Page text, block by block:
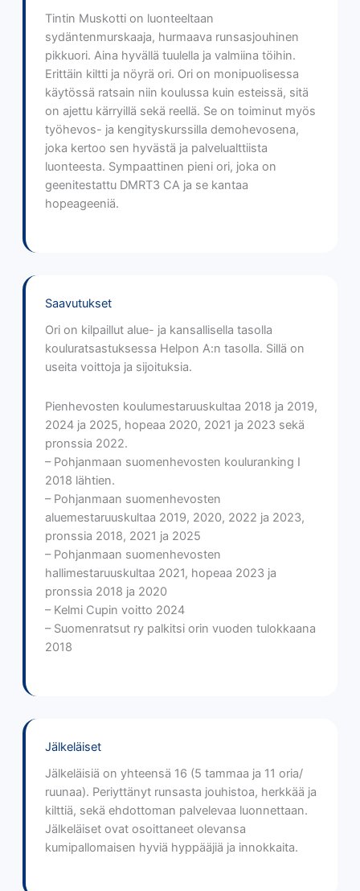
Tintin Muskotti on luonteeltaan
sydäntenmurskaaja, hurmaava runsasjouhinen
pikkuori. Aina hyvällä tuulella ja valmiina töihin.
Erittäin kiltti ja nöyrä ori. Ori on monipuolisessa
käytössä ratsain niin koulussa kuin esteissä, sitä
on ajettu kärryillä sekä reellä. Se on toiminut myös
työhevos- ja kengityskurssilla demohevosena,
joka kertoo sen hyvästä ja palvelualttiista
luonteesta. Sympaattinen pieni ori, joka on
geenitestattu DMRT3 CA ja se kantaa
hopeageeniä.
Saavutukset
Ori on kilpaillut alue- ja kansallisella tasolla
kouluratsastuksessa Helpon A:n tasolla. Sillä on
useita voittoja ja sijoituksia.
Pienhevosten koulumestaruuskultaa 2018 ja 2019,
2024 ja 2025, hopeaa 2020, 2021 ja 2023 sekä
pronssia 2022.
– Pohjanmaan suomenhevosten kouluranking I
2018 lähtien.
– Pohjanmaan suomenhevosten
aluemestaruuskultaa 2019, 2020, 2022 ja 2023,
pronssia 2018, 2021 ja 2025
– Pohjanmaan suomenhevosten
hallimestaruuskultaa 2021, hopeaa 2023 ja
pronssia 2018 ja 2020
– Kelmi Cupin voitto 2024
– Suomenratsut ry palkitsi orin vuoden tulokkaana
2018
Jälkeläiset
Jälkeläisiä on yhteensä 16 (5 tammaa ja 11 oria/
ruunaa). Periyttänyt runsasta jouhistoa, herkkää ja
kilttiä, sekä ehdottoman palvelevaa luonnettaan.
Jälkeläiset ovat osoittaneet olevansa
kumipallomaisen hyviä hyppääjiä ja innokkaita.